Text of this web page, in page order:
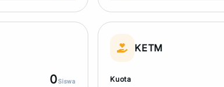
0Siswa
KETM
Kuota